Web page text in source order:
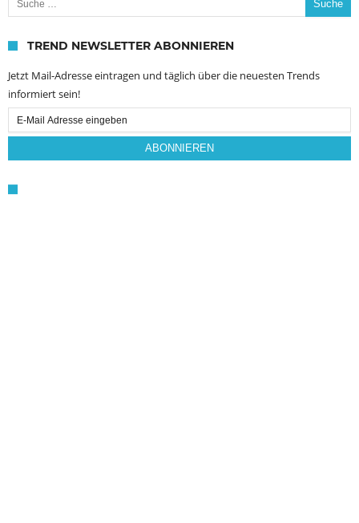
TREND NEWSLETTER ABONNIEREN
Jetzt Mail-Adresse eintragen und täglich über die neuesten Trends
informiert sein!
Email
Subscription
ABONNIEREN